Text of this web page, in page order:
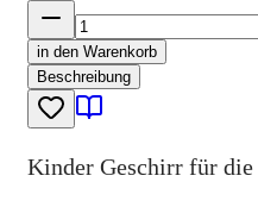
in den Warenkorb
Beschreibung
Kinder Geschirr für